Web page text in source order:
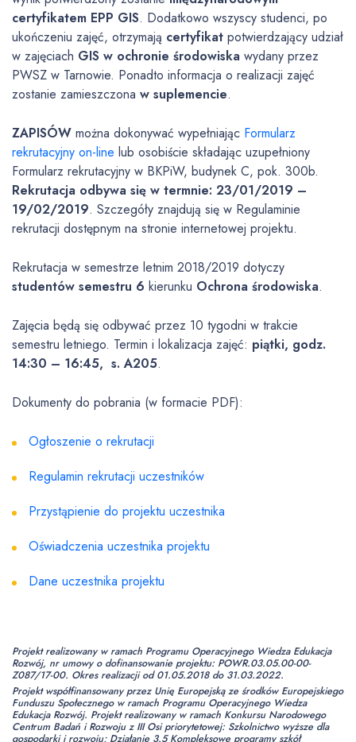
certyfikatem EPP GIS. Dodatkowo wszyscy studenci, po
ukończeniu zajęć, otrzymają certyfikat potwierdzający udział
w zajęciach GIS w ochronie środowiska wydany przez
PWSZ w Tarnowie. Ponadto informacja o realizacji zajęć
zostanie zamieszczona w suplemencie.
ZAPISÓW można dokonywać wypełniając Formularz
rekrutacyjny on-line lub osobiście składając uzupełniony
Formularz rekrutacyjny w BKPiW, budynek C, pok. 300b.
Rekrutacja odbywa się w termnie: 23/01/2019 –
19/02/2019. Szczegóły znajdują się w Regulaminie
rekrutacji dostępnym na stronie internetowej projektu.
Rekrutacja w semestrze letnim 2018/2019 dotyczy
studentów semestru 6 kierunku Ochrona środowiska.
Zajęcia będą się odbywać przez 10 tygodni w trakcie
semestru letniego. Termin i lokalizacja zajęć: piątki, godz.
14:30 – 16:45, s. A205.
Dokumenty do pobrania (w formacie PDF):
Ogłoszenie o rekrutacji
Regulamin rekrutacji uczestników
Przystąpienie do projektu uczestnika
Oświadczenia uczestnika projektu
Dane uczestnika projektu
Projekt realizowany w ramach Programu Operacyjnego Wiedza Edukacja
Rozwój, nr umowy o dofinansowanie projektu: POWR.03.05.00-00-
Z087/17-00. Okres realizacji od 01.05.2018 do 31.03.2022.
Projekt współfinansowany przez Unię Europejską ze środków Europejskiego
Funduszu Społecznego w ramach Programu Operacyjnego Wiedza
Edukacja Rozwój. Projekt realizowany w ramach Konkursu Narodowego
Centrum Badań i Rozwoju z III Osi priorytetowej: Szkolnictwo wyższe dla
gospodarki i rozwoju; Działanie 3.5 Kompleksowe programy szkół